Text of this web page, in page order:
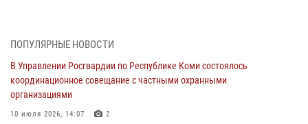
по спортивному самбо
03 августа 2026, 12:07 5
В Коми росгвардейцы информируют граждан об изменениях в
законодательстве в сфере оборота оружия и продолжают изымать
ПОПУЛЯРНЫЕ НОВОСТИ
В Управлении Росгвардии по Республике Коми состоялось
координационное совещание с частными охранными
организациями
10 июля 2026, 14:07 2